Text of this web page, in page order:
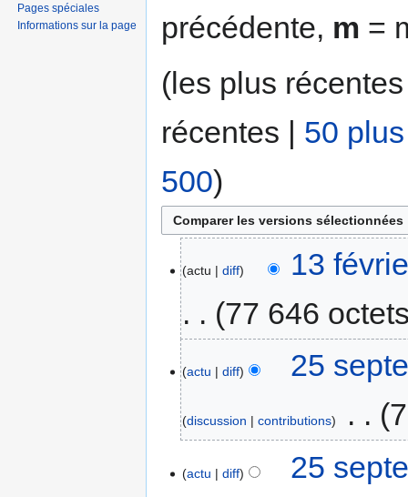
précédente, m =
(les plus
récentes | 50
500)
actu diff
13
77 646
actu diff 25
discussion contributions
actu diff 25
Pages spéciales
Informations sur la page